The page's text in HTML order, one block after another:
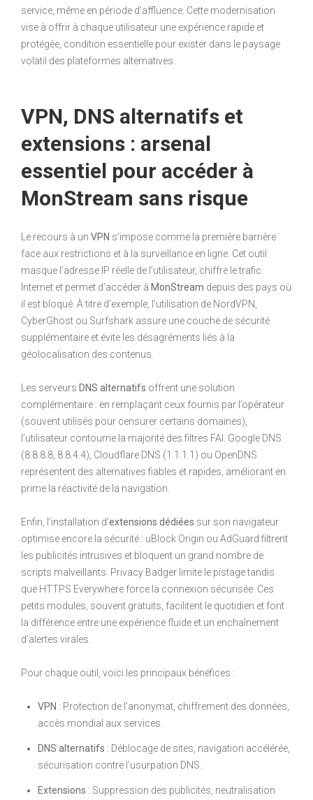
service, même en période d’affluence. Cette modernisation
vise à offrir à chaque utilisateur une expérience rapide et
protégée, condition essentielle pour exister dans le paysage
volatil des plateformes alternatives.
VPN, DNS alternatifs et
extensions : arsenal
essentiel pour accéder à
MonStream sans risque
Le recours à un VPN s’impose comme la première barrière
face aux restrictions et à la surveillance en ligne. Cet outil
masque l’adresse IP réelle de l’utilisateur, chiffre le trafic
Internet et permet d’accéder à MonStream depuis des pays où
il est bloqué. À titre d’exemple, l’utilisation de NordVPN,
CyberGhost ou Surfshark assure une couche de sécurité
supplémentaire et évite les désagréments liés à la
géolocalisation des contenus.
Les serveurs DNS alternatifs offrent une solution
complémentaire : en remplaçant ceux fournis par l’opérateur
(souvent utilisés pour censurer certains domaines),
l’utilisateur contourne la majorité des filtres FAI. Google DNS
(8.8.8.8, 8.8.4.4), Cloudflare DNS (1.1.1.1) ou OpenDNS
représentent des alternatives fiables et rapides, améliorant en
prime la réactivité de la navigation.
Enfin, l’installation d’extensions dédiées sur son navigateur
optimise encore la sécurité : uBlock Origin ou AdGuard filtrent
les publicités intrusives et bloquent un grand nombre de
scripts malveillants. Privacy Badger limite le pistage tandis
que HTTPS Everywhere force la connexion sécurisée. Ces
petits modules, souvent gratuits, facilitent le quotidien et font
la différence entre une expérience fluide et un enchaînement
d’alertes virales.
Pour chaque outil, voici les principaux bénéfices :
VPN : Protection de l’anonymat, chiffrement des données,
accès mondial aux services.
DNS alternatifs : Déblocage de sites, navigation accélérée,
sécurisation contre l’usurpation DNS.
Extensions : Suppression des publicités, neutralisation